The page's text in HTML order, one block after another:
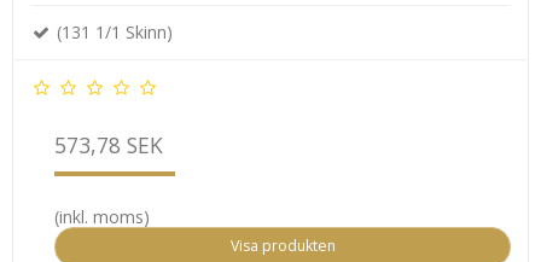
(131 1/1 Skinn)
573,78 SEK
(inkl. moms)
Visa produkten